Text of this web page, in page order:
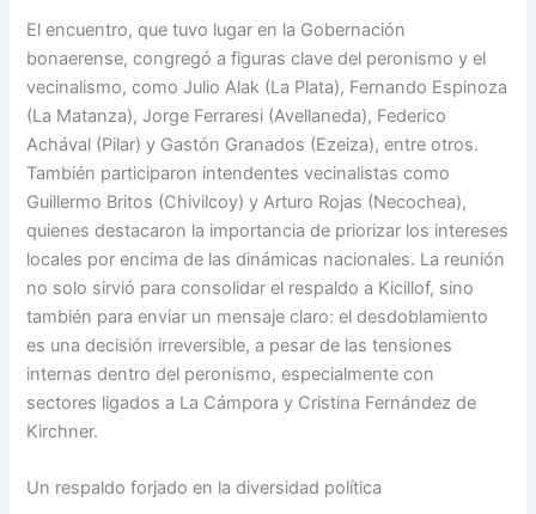
El encuentro, que tuvo lugar en la Gobernación
bonaerense, congregó a figuras clave del peronismo y el
vecinalismo, como Julio Alak (La Plata), Fernando Espinoza
(La Matanza), Jorge Ferraresi (Avellaneda), Federico
Achával (Pilar) y Gastón Granados (Ezeiza), entre otros.
También participaron intendentes vecinalistas como
Guillermo Britos (Chivilcoy) y Arturo Rojas (Necochea),
quienes destacaron la importancia de priorizar los intereses
locales por encima de las dinámicas nacionales. La reunión
no solo sirvió para consolidar el respaldo a Kicillof, sino
también para enviar un mensaje claro: el desdoblamiento
es una decisión irreversible, a pesar de las tensiones
internas dentro del peronismo, especialmente con
sectores ligados a La Cámpora y Cristina Fernández de
Kirchner.
Un respaldo forjado en la diversidad política